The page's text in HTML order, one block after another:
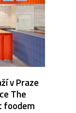
v Praze
The
foodem